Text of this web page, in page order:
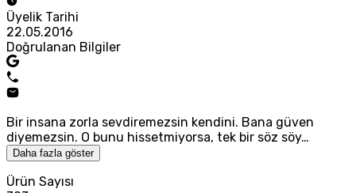
Üyelik Tarihi
22.05.2016
Doğrulanan Bilgiler
Bir insana zorla sevdiremezsin kendini. Bana güven
diyemezsin. O bunu hissetmiyorsa, tek bir söz söy…
Daha fazla göster
Ürün Sayısı